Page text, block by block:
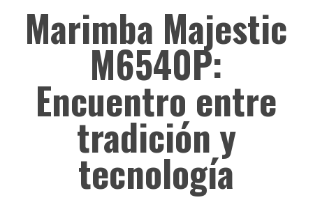
Marimba Majestic
M6540P:
Encuentro entre
tradición y
tecnología